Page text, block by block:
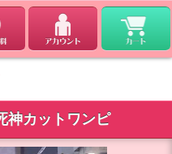
神カットワンピ